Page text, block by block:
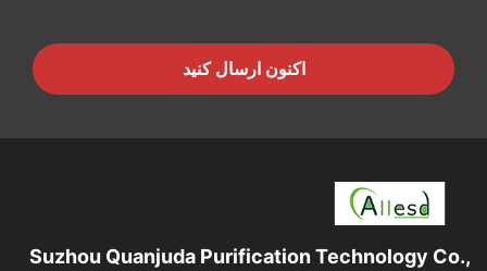
اکنون ارسال کنید
Suzhou Quanjuda Purification Technology Co.,